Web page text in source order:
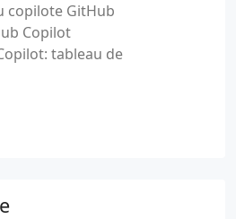
copilote GitHub
Copilot
tableau de